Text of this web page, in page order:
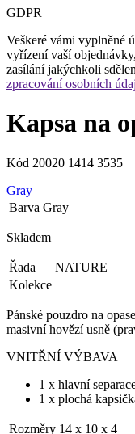
GDPR
Veškeré vámi vyplněné
vyřízení vaší
zasílání jakýchkoli
zpracování osobních
Kapsa na
Kód 20020 1414 3535
Gray
Barva Gray
Skladem
Řada
NATURE
Kolekce
Pánské pouzdro na
masivní hovězí usně
VNITŘNÍ VÝBAVA
1 x hlavní
1 x plochá
Rozměry 14 x 10 x 4